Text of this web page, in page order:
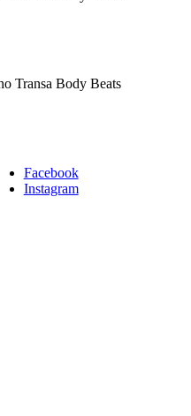
Facebook
Instagram